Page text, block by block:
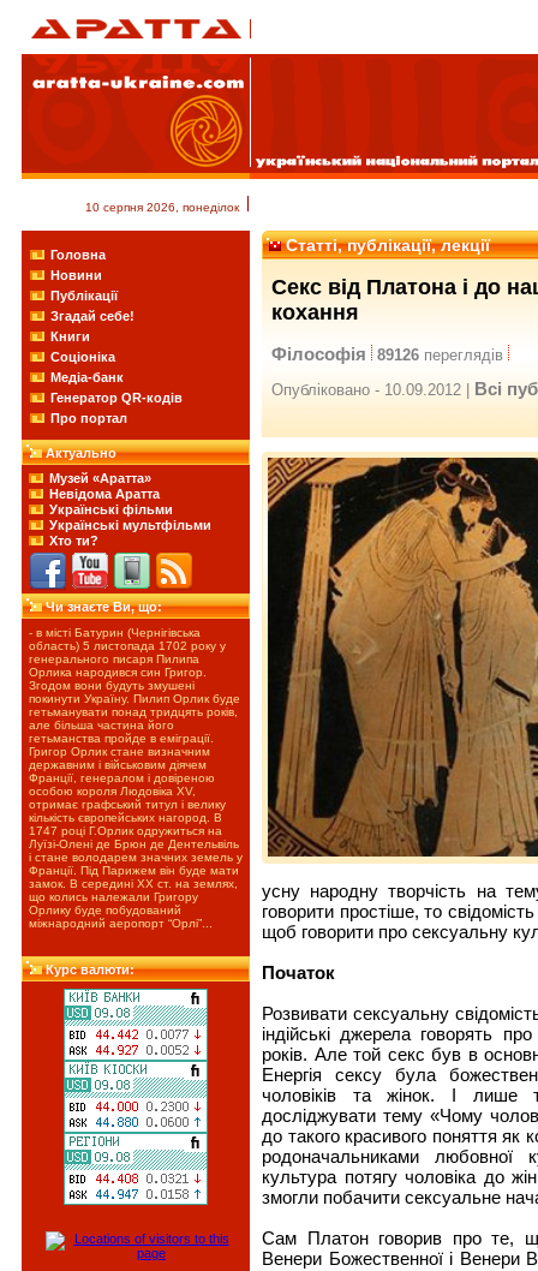
10 серпня 2026, понеділок
Головна
Новини
Публікації
Згадай себе!
Книги
Соціоніка
Медіа-банк
Генератор QR-кодів
Про портал
Актуально
Музей «Аратта»
Невідома Аратта
Українські фільми
Українські мультфільми
Хто ти?
Чи знаєте Ви, що:
- в місті Батурин (Чернігівська
область) 5 листопада 1702 року у
генерального писаря Пилипа
Орлика народився син Григор.
Згодом вони будуть змушені
покинути Україну. Пилип Орлик буде
гетьманувати понад тридцять років,
але більша частина його
гетьманства пройде в еміграції.
Григор Орлик стане визначним
державним і військовим діячем
Франції, генералом і довіреною
особою короля Людовіка XV,
отримає графський титул і велику
кількість європейських нагород. В
1747 році Г.Орлик одружиться на
Луїзі-Олені де Брюн де Дентельвіль
і стане володарем значних земель у
Франції. Під Парижем він буде мати
замок. В середині ХХ ст. на землях,
що колись належали Григору
Орлику буде побудований
міжнародний аеропорт “Орлі”...
Курс валюти:
Статті, публікації, лекції
Секс від Платона і до
кохання
Філософія 89126 переглядів
Опубліковано - 10.09.2012 | Всі
усну народну творчість на
говорити простіше, то
щоб говорити про сексуальну
Початок
Розвивати сексуальну
індійські джерела говорять
років. Але той секс був в
Енергія сексу була
чоловіків та жінок. І лише
досліджувати тему «Чому
до такого красивого поняття
родоначальниками любовної
культура потягу чоловіка до
змогли побачити сексуальне
Сам Платон говорив про те,
Венери Божественної і Венери